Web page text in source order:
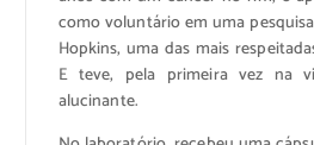
como voluntário em uma
Hopkins, uma das mais
E teve, pela primeira vez na
alucinante.